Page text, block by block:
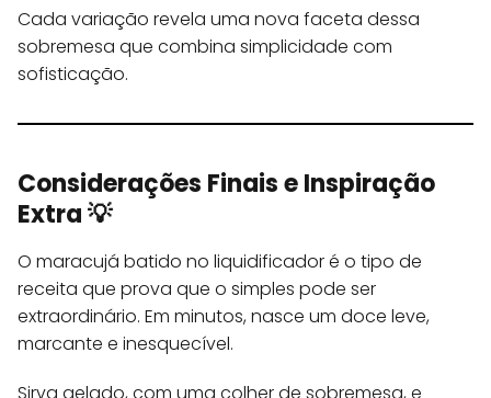
Cada variação revela uma nova faceta dessa
sobremesa que combina simplicidade com
sofisticação.
Considerações Finais e Inspiração
Extra 💡
O maracujá batido no liquidificador é o tipo de
receita que prova que o simples pode ser
extraordinário. Em minutos, nasce um doce leve,
marcante e inesquecível.